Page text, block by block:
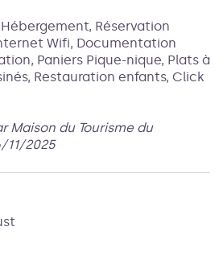
Réservation
Wifi, Documentation
Paniers Pique-nique, Plats à
Restauration enfants, Click
Maison du Tourisme du
11/2025